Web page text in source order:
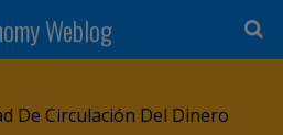
Weblog
De Circulación Del Dinero